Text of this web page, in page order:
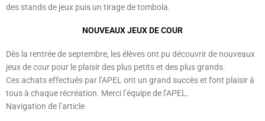
des stands de jeux puis un tirage de tombola.
NOUVEAUX JEUX DE COUR
Dès la rentrée de septembre, les élèves ont pu découvrir de nouveaux
jeux de cour pour le plaisir des plus petits et des plus grands.
Ces achats effectués par l’APEL ont un grand succès et font plaisir à
tous à chaque récréation. Merci l’équipe de l’APEL.
Navigation de l’article